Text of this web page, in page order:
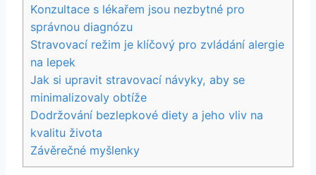
Konzultace s lékařem jsou nezbytné pro
správnou diagnózu
Stravovací režim je klíčový pro zvládání alergie
na lepek
Jak si upravit stravovací návyky, aby se
minimalizovaly obtíže
Dodržování bezlepkové diety a jeho vliv na
kvalitu života
Závěrečné myšlenky